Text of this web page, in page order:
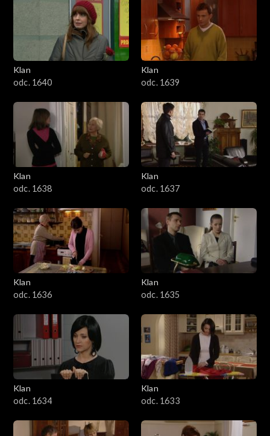
Klan
odc. 1640
Klan
odc. 1639
Klan
odc. 1638
Klan
odc. 1637
Klan
odc. 1636
Klan
odc. 1635
Klan
odc. 1634
Klan
odc. 1633